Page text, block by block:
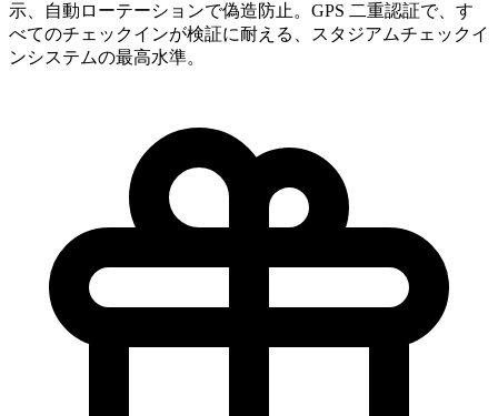
示、自動ローテーションで偽造防止。GPS 二重認証で、す
べてのチェックインが検証に耐える、スタジアムチェックイ
ンシステムの最高水準。